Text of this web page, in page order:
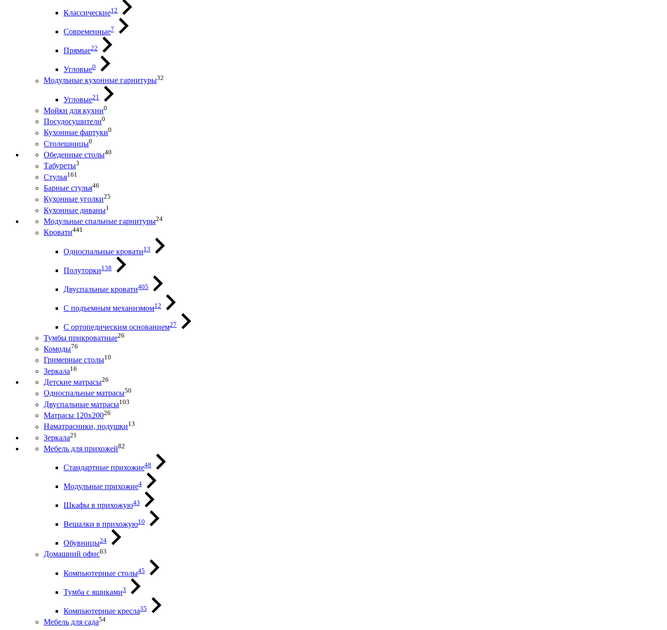
Классические12
Современные7
Прямые22
Угловые0
Модульные кухонные гарнитуры32
Угловые21
Мойки для кухни0
Посудосушители0
Кухонные фартуки0
Столешницы0
Обеденные столы40
Табуреты3
Стулья161
Барные стулья46
Кухонные уголки25
Кухонные диваны1
Модульные спальные гарнитуры24
Кровати441
Односпальные кровати13
Полуторки138
Двуспальные кровати405
С подъемным механизмом12
С ортопедическим основанием27
Тумбы прикроватные26
Комоды76
Гримерные столы10
Зеркала16
Детские матрасы26
Односпальные матрасы50
Двуспальные матрасы103
Матрасы 120х20026
Наматрасники, подушки13
Зеркала21
Мебель для прихожей82
Стандартные прихожие48
Модульные прихожие4
Шкафы в прихожую43
Вешалки в прихожую10
Обувницы24
Домашний офис63
Компьютерные столы45
Тумба с ящиками3
Компьютерные кресла35
Мебель для сада54